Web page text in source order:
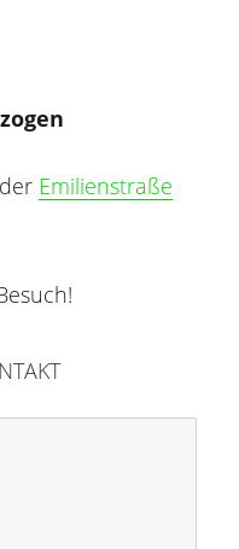
Emilienstraße